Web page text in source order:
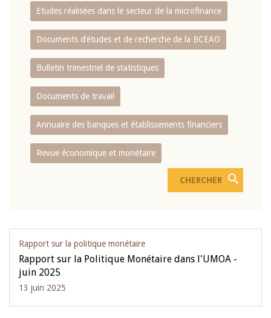
Etudes réalisées dans le secteur de la microfinance
Documents d’études et de recherche de la BCEAO
Bulletin trimestriel de statistiques
Documents de travail
Annuaire des banques et établissements financiers
Revue économique et monétaire
Rapport sur la politique monétaire
Rapport sur la Politique Monétaire dans l'UMOA -
juin 2025
13 juin 2025